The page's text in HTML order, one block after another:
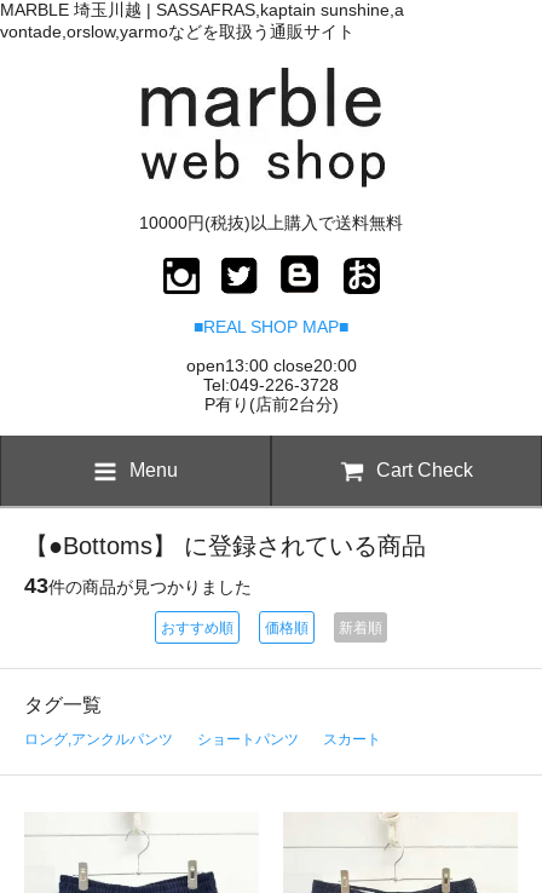
MARBLE 埼玉川越 | SASSAFRAS,kaptain sunshine,a
vontade,orslow,yarmoなどを取扱う通販サイト
10000円(税抜)以上購入で送料無料
■REAL SHOP MAP■
open13:00 close20:00
Tel:049-226-3728
P有り(店前2台分)
Menu Cart Check
【●Bottoms】 に登録されている商品
43件の商品が見つかりました
おすすめ順 価格順 新着順
タグ一覧
ロング,アンクルパンツ ショートパンツ スカート